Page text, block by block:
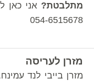
מתלבטת? אני כאן
054-6515678
מזרן לעריסה
מזרן בייבי לנד